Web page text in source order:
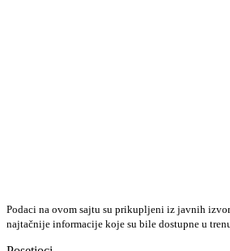
Podaci na ovom sajtu su prikupljeni iz javnih
najtačnije informacije koje su bile dostupne u